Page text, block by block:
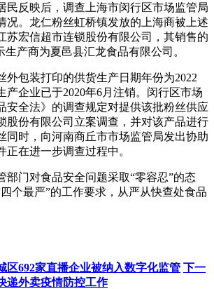
民反映后，调查上海市闵行区市场监管局
况。龙仁粉丝虹桥镇发放的上海商被上述
苏宏信超市连锁股份有限公司，其销售的
生产商为夏邑县汇龙食品有限公司。
外包装打印的供货生产日期年份为2022
产企业已于2020年6月注销。闵行区市场
安全法》的调查规定对提供该批粉丝供应
股份有限公司立案调查，并对该产品进行
同时，向河南商丘市市场监管局发出协助
正在进一步调查过程中。
部门对食品安全问题采取“零容忍”的态
个最严”的工作要求，从严从快查处食品
区692家直播企业被纳入数字化监管 下一
递外卖疫情防控工作